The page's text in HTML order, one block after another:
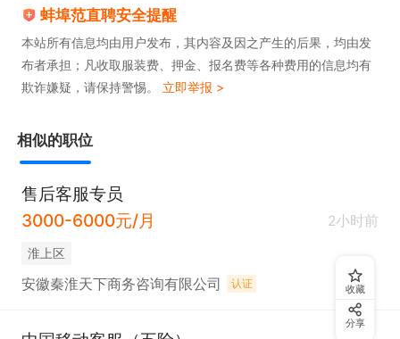
蚌埠范直聘安全提醒
本站所有信息均由用户发布，其内容及因之产生的后果，均由发
布者承担；凡收取服装费、押金、报名费等各种费用的信息均有
欺诈嫌疑，请保持警惕。 立即举报 >
相似的职位
售后客服专员
3000-6000元/月
2小时前
淮上区
安徽秦淮天下商务咨询有限公司 认证 收藏
分享